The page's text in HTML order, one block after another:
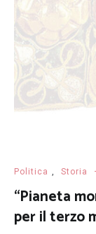
Politica , Storia
“Pianeta
per il terzo